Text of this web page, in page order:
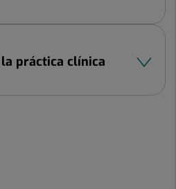
práctica clínica